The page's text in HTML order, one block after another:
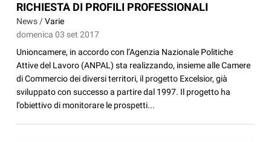
RICHIESTA DI PROFILI PROFESSIONALI
News /Varie
domenica 03 set 2017
Unioncamere, in accordo con l’Agenzia Nazionale Politiche
Attive del Lavoro (ANPAL) sta realizzando, insieme alle Camere
di Commercio dei diversi territori, il progetto Excelsior, già
sviluppato con successo a partire dal 1997. Il progetto ha
l’obiettivo di monitorare le prospetti...